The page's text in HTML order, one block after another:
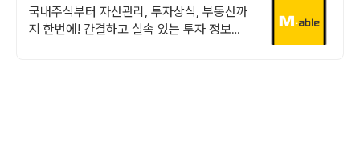
보 알림
국내주식부터 자산관리, 투자상식, 부동산까
지 한번에! 간결하고 실속 있는 투자 정보를